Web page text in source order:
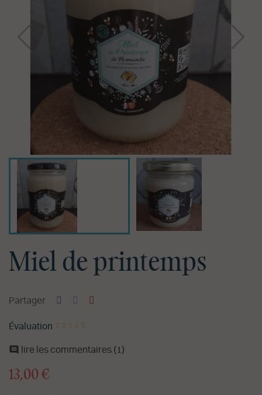
Miel de printemps
Partager
Évaluation
 lire les commentaires (1 )
13,00 €